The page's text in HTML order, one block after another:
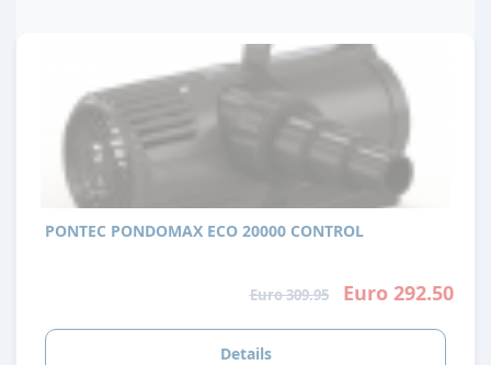
PONTEC PONDOMAX ECO 20000 CONTROL
Euro 309.95 Euro 292.50
Details